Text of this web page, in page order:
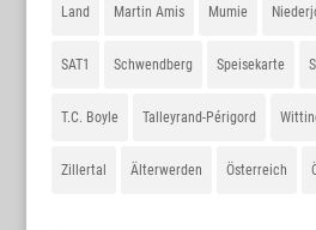
Land Martin Amis Mumie
SAT1 Schwendberg Speisekarte
T.C. Boyle Talleyrand-Périgord
Zillertal Älterwerden Österreich